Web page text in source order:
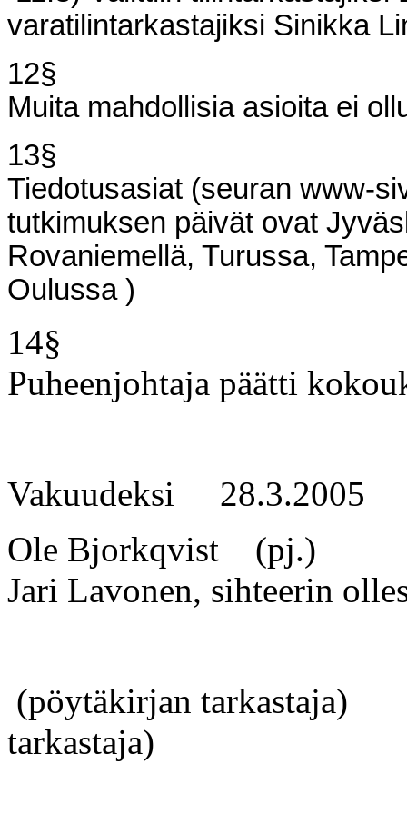
varatilintarkastajiksi Sinikka
12§
Muita mahdollisia asioita ei
13§
Tiedotusasiat (seuran www-
tutkimuksen päivät ovat
Rovaniemellä, Turussa,
Oulussa )
14§
Puheenjohtaja päätti
Vakuudeksi 28.3.2005
Ole Bjorkqvist
Jari Lavonen, sihteerin
(pöytäkirjan
tarkastaja)